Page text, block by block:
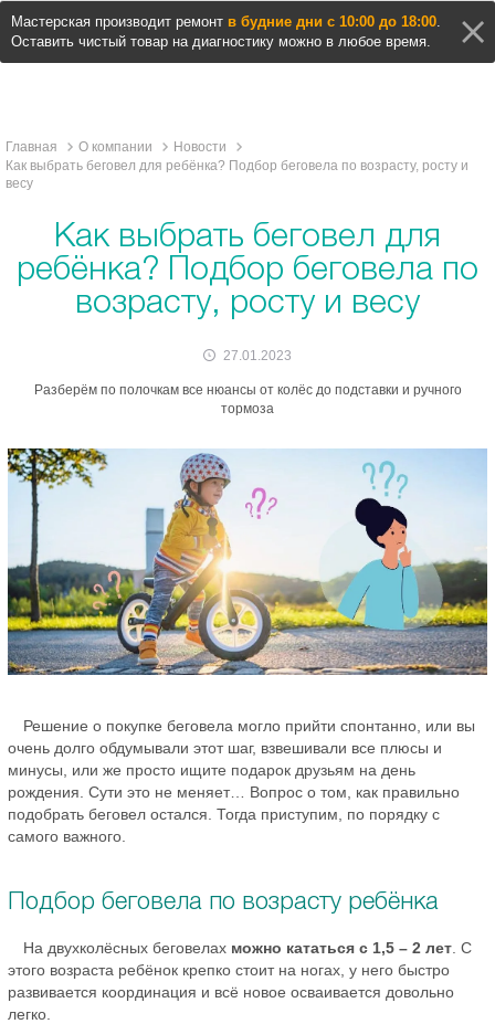
Мастерская производит ремонт в будние дни с 10:00 до 18:00.
Оставить чистый товар на диагностику можно в любое время.
Главная О компании
Новости
Как выбрать беговел для ребёнка? Подбор беговела по возрасту, росту и
весу
Как выбрать беговел для
ребёнка? Подбор беговела по
возрасту, росту и весу
27.01.2023
Разберём по полочкам все нюансы от колёс до подставки и ручного
тормоза
Решение о покупке беговела могло прийти спонтанно, или вы
очень долго обдумывали этот шаг, взвешивали все плюсы и
минусы, или же просто ищите подарок друзьям на день
рождения. Сути это не меняет… Вопрос о том, как правильно
подобрать беговел остался. Тогда приступим, по порядку с
самого важного.
Подбор беговела по возрасту ребёнка
На двухколёсных беговелах можно кататься с 1,5 – 2 лет. С
этого возраста ребёнок крепко стоит на ногах, у него быстро
развивается координация и всё новое осваивается довольно
легко.